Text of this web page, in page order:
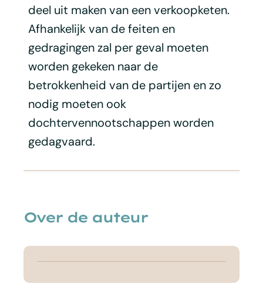
deel uit maken van een verkoopketen.
Afhankelijk van de feiten en
gedragingen zal per geval moeten
worden gekeken naar de
betrokkenheid van de partijen en zo
nodig moeten ook
dochtervennootschappen worden
gedagvaard.
Over de auteur